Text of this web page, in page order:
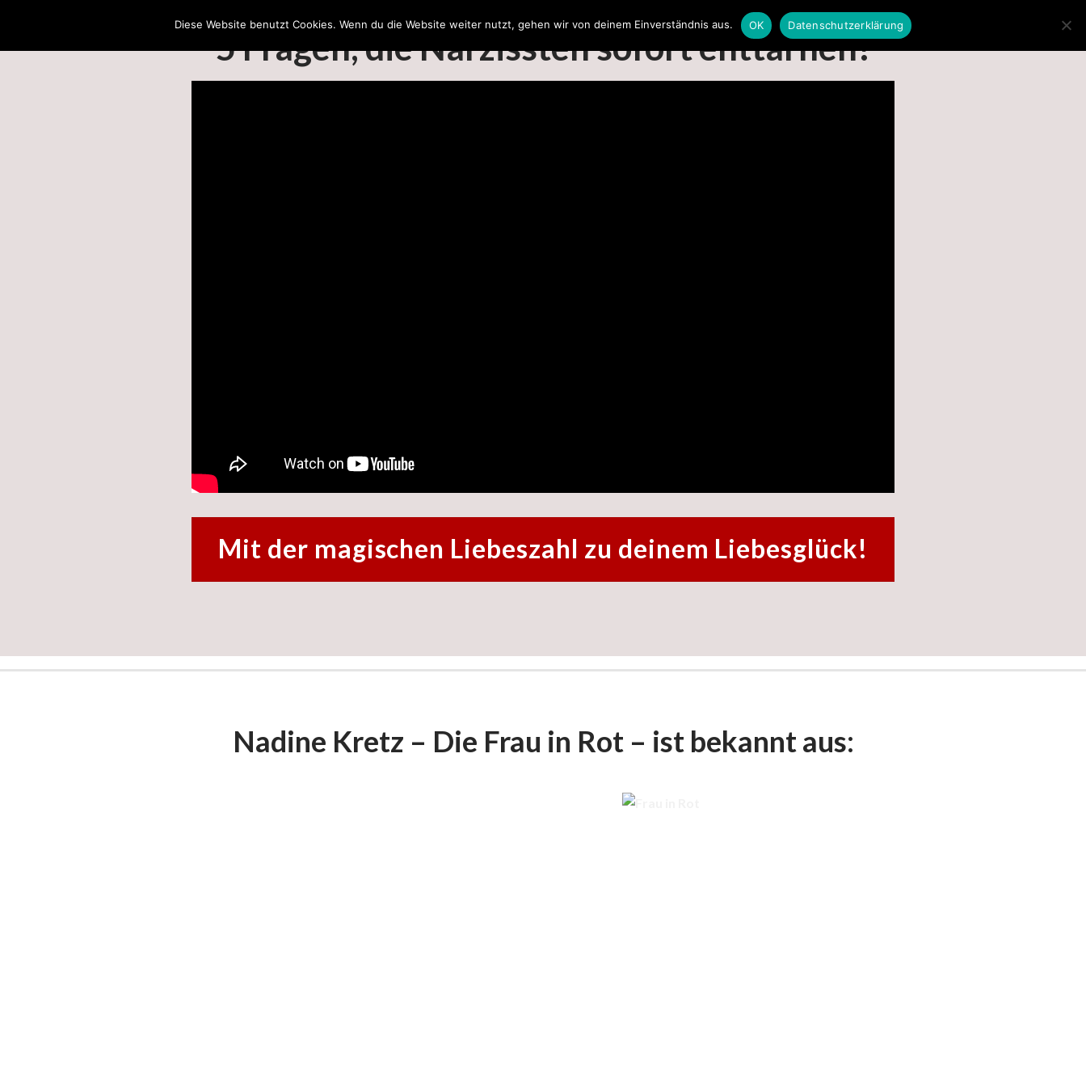
5 Fragen, die Narzissten sofort enttarnen!
Mit der magischen Liebeszahl zu deinem Liebesglück!
Nadine Kretz – Die Frau in Rot – ist bekannt aus:
Diese Website benutzt Cookies. Wenn du die Website weiter nutzt, gehen wir von deinem Einverständnis aus. OK Datenschutzerklärung